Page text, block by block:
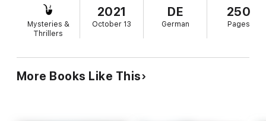
IHR LETZTER WUNSCH (Ein Rachel Gift FBI-Suspense-Thriller –
Band 1) ist der Debütroman einer mit Spannung erwarteten,
neuen Buchreihe von Nr. 1 Bestseller- und USA Today-
bereits über 1.000 Fünf-Sterne-Rezensionen erhalten.
Mysteries &
Thrillers
2021
October 13
DE
German
250
Pages
More Books Like This